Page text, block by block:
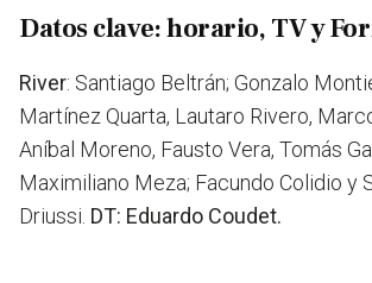
Datos clave: horario, TV y
River: Santiago Beltrán; Gonzalo
Martínez Quarta, Lautaro Rivero,
Aníbal Moreno, Fausto Vera, Tomás
Maximiliano Meza; Facundo Colidio y
Driussi. DT: Eduardo Coudet.